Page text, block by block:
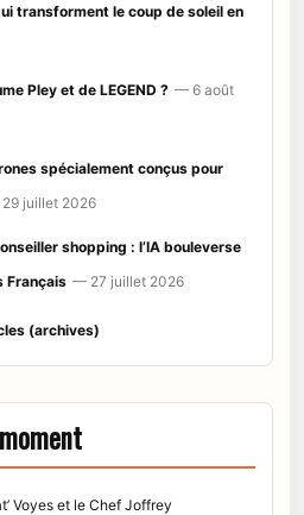
transforment le coup de soleil en
Pley et de LEGEND ? — 6 août
spécialement conçus pour
juillet 2026
shopping : l’IA bouleverse
Français — 27 juillet 2026
(archives)
Voyes et le Chef Joffrey